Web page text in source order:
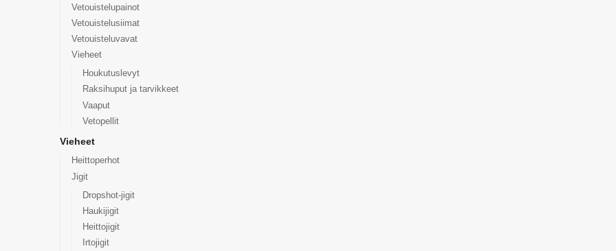
Vetouistelupainot
Vetouistelusiimat
Vetouisteluvavat
Vieheet
Houkutuslevyt
Raksihuput ja tarvikkeet
Vaaput
Vetopellit
Vieheet
Heittoperhot
Jigit
Dropshot-jigit
Haukijigit
Heittojigit
Irtojigit